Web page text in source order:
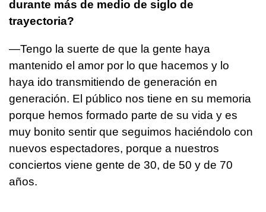
durante más de medio de siglo de
trayectoria?
—Tengo la suerte de que la gente haya
mantenido el amor por lo que hacemos y lo
haya ido transmitiendo de generación en
generación. El público nos tiene en su memoria
porque hemos formado parte de su vida y es
muy bonito sentir que seguimos haciéndolo con
nuevos espectadores, porque a nuestros
conciertos viene gente de 30, de 50 y de 70
años.